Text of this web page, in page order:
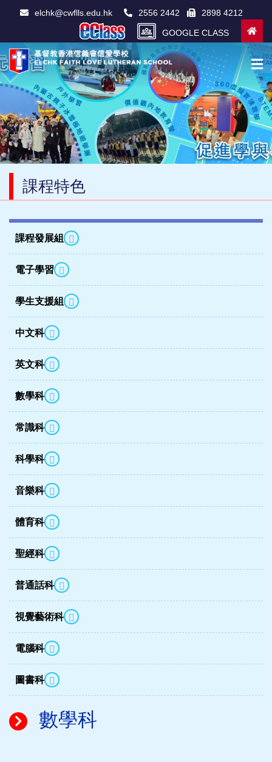
elchk@cwflls.edu.hk 2556 2442 2898 4212
GOOGLE CLASS
課程特色
課程發展組
電子學習
學生支援組
中文科
英文科
數學科
常識科
科學科
音樂科
體育科
聖經科
普通話科
視覺藝術科
電腦科
圖書科
數學科